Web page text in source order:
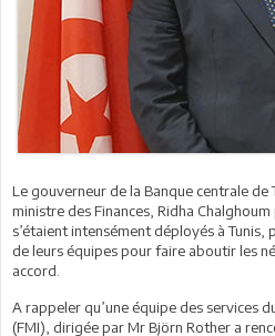
Le gouverneur de la Banque centrale de
ministre des Finances, Ridha
s’étaient intensément déployés à Tunis,
de leurs équipes pour faire aboutir les
accord.
A rappeler qu’une équipe des services
(FMI), dirigée par Mr Björn Rother a